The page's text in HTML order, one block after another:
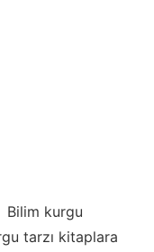
Bilim kurgu
tarzı kitaplara